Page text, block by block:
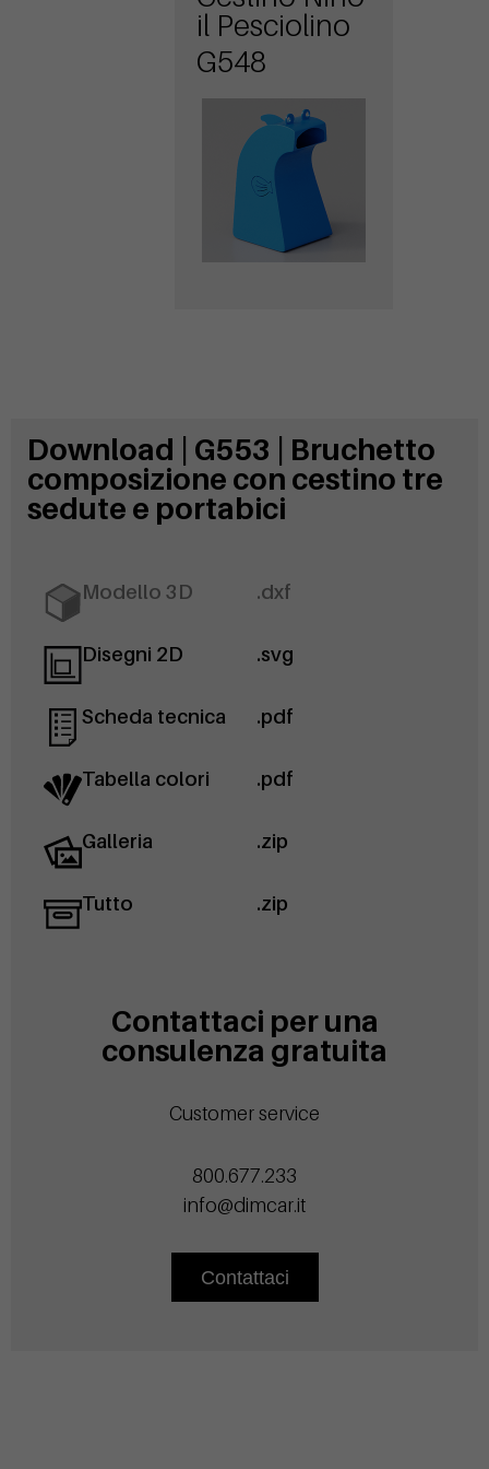
il Pesciolino
G548
Download | G553 | Bruchetto
composizione con cestino tre
sedute e portabici
Modello 3D .dxf
Disegni 2D .svg
Scheda tecnica .pdf
Tabella colori .pdf
Galleria .zip
Tutto .zip
Contattaci per una
consulenza gratuita
Customer service
800.677.233
info@dimcar.it
Contattaci